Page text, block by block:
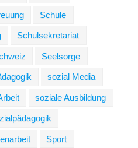
Schule
Schulsekretariat
Seelsorge
sozial Media
soziale Ausbildung
Sport